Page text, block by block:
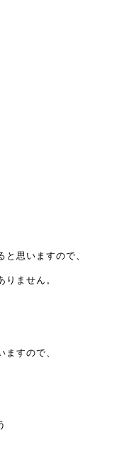
思いますので、
りません。
すので、